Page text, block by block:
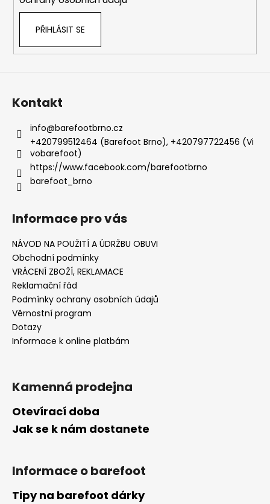
PŘIHLÁSIT SE
Kontakt
info@barefootbrno.cz
+420799512464 (Barefoot Brno), +420797722456 (Vi
vobarefoot)
https://www.facebook.com/barefootbrno
barefoot_brno
Informace pro vás
NÁVOD NA POUŽITÍ A ÚDRŽBU OBUVI
Obchodní podmínky
VRÁCENÍ ZBOŽÍ, REKLAMACE
Reklamační řád
Podmínky ochrany osobních údajů
Věrnostní program
Dotazy
Informace k online platbám
Kamenná prodejna
Otevírací doba
Jak se k nám dostanete
Informace o barefoot
Tipy na barefoot dárky